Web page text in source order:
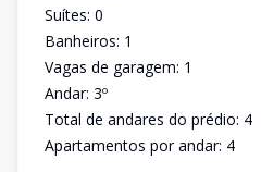
Suítes: 0
Banheiros: 1
Vagas de garagem: 1
Andar: 3º
Total de andares do prédio: 4
Apartamentos por andar: 4